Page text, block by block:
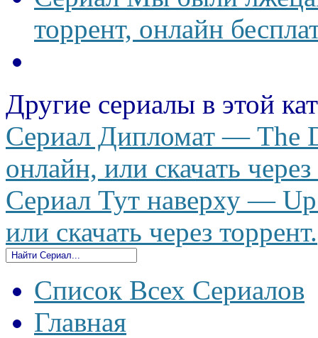
торрент, онлайн
Другие сериалы в этой
Сериал Дипломат — The
онлайн, или скачать
Сериал Тут наверху —
или скачать через торрент.
Список Всех Сериалов
Главная